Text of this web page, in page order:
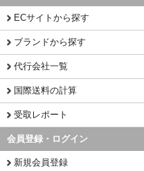
ECサイトから探す
ブランドから探す
代行会社一覧
国際送料の計算
受取レポート
会員登録・ログイン
新規会員登録